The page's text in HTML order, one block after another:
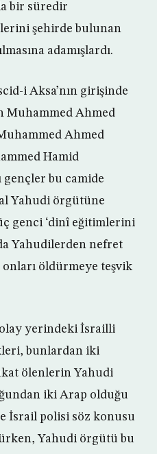
bir süredir
şehirde bulunan
adamışlardı.
i Aksa’nın girişinde
Muhammed Ahmed
Ahmed
Hamid
bu camide
Yahudi örgütüne
genci ‘dinî eğitimlerini
Yahudilerden nefret
onları öldürmeye teşvik
yerindeki İsrailli
bunlardan iki
ölenlerin Yahudi
iki Arap olduğu
İsrail polisi söz konusu
Yahudi örgütü bu